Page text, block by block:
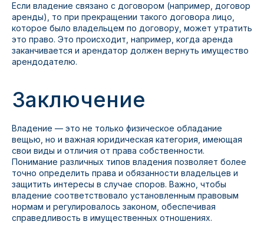
Если владение связано с договором (например, договор
аренды), то при прекращении такого договора лицо,
которое было владельцем по договору, может утратить
это право. Это происходит, например, когда аренда
заканчивается и арендатор должен вернуть имущество
арендодателю.
Заключение
Владение — это не только физическое обладание
вещью, но и важная юридическая категория, имеющая
свои виды и отличия от права собственности.
Понимание различных типов владения позволяет более
точно определить права и обязанности владельцев и
защитить интересы в случае споров. Важно, чтобы
владение соответствовало установленным правовым
нормам и регулировалось законом, обеспечивая
справедливость в имущественных отношениях.